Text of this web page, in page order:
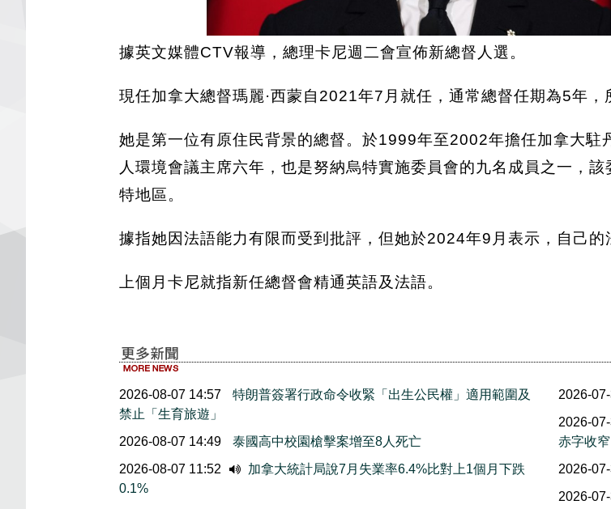
據英文媒體CTV報導，總理卡尼週二會宣佈新總督人選。
現任加拿大總督瑪麗·西蒙自2021年7月就任，通常總督任期為5年，
她是第一位有原住民背景的總督。於1999年至2002年擔任加拿大
人環境會議主席六年，也是努納烏特實施委員會的九名成員之一，
特地區。
據指她因法語能力有限而受到批評，但她於2024年9月表示，自己的
上個月卡尼就指新任總督會精通英語及法語。
2026-08-07 14:57
特朗普簽署行政命令收緊「出生公民權」適用範圍及
禁止「生育旅遊」
2026-08-07 14:49
泰國高中校園槍擊案增至8人死亡
2026-08-07 11:52
加拿大統計局說7月失業率6.4%比對上1個月下跌
0.1%
2026-
2026-
赤字收窄
2026-
2026-